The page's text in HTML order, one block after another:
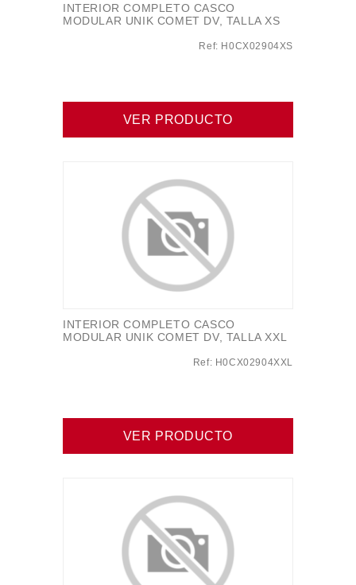
INTERIOR COMPLETO CASCO
MODULAR UNIK COMET DV, TALLA XS
Ref: H0CX02904XS
VER PRODUCTO
INTERIOR COMPLETO CASCO
MODULAR UNIK COMET DV, TALLA XXL
Ref: H0CX02904XXL
VER PRODUCTO